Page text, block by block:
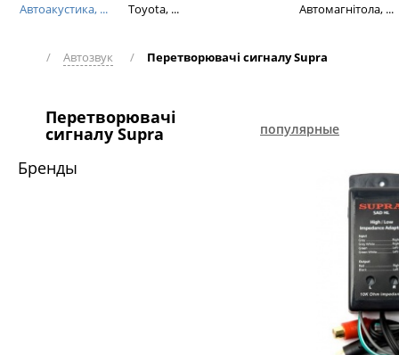
Автоакустика, ... Toyota, ... Автомагнітола, ...
/ Автозвук / Перетворювачі сигналу Supra
Перетворювачі
сигналу Supra
Бренды
популярные